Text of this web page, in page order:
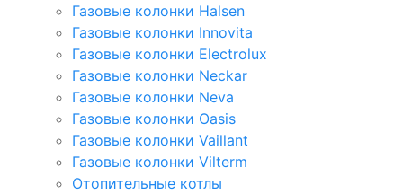
Газовые колонки Halsen
Газовые колонки Innovita
Газовые колонки Electrolux
Газовые колонки Neckar
Газовые колонки Neva
Газовые колонки Oasis
Газовые колонки Vaillant
Газовые колонки Vilterm
Отопительные котлы